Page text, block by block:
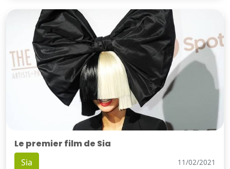
Le premier film de Sia
Sia 11/02/2021